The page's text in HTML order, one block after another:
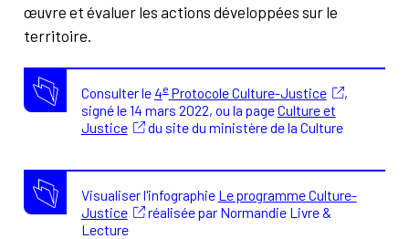
œuvre et évaluer les actions développées sur le
territoire.
Consulter le 4eProtocole Culture-Justice
,
signé le 14 mars 2022, ou la pageCulture et
Justice
du site du ministère de la Culture
Visualiser l'infographie Le programme Culture-
Justice
réalisée par Normandie Livre &
Lecture